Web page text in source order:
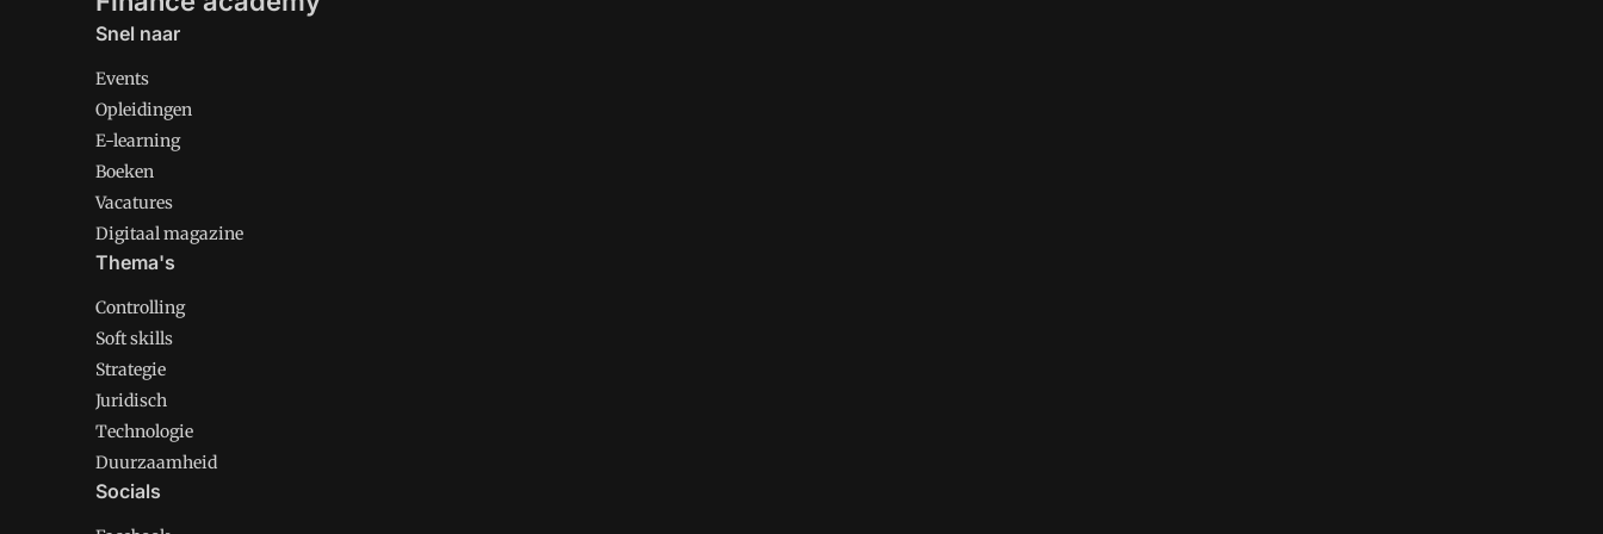
Snel naar
Events
Opleidingen
E-learning
Boeken
Vacatures
Digitaal magazine
Thema's
Controlling
Soft skills
Strategie
Juridisch
Technologie
Duurzaamheid
Socials